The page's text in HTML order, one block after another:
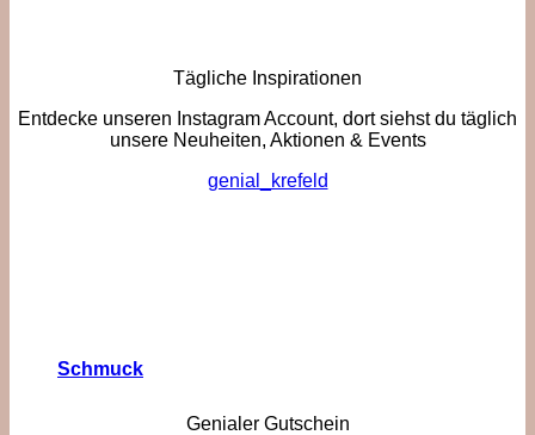
Schmuck
Tägliche Inspirationen
Entdecke unseren Instagram Account, dort siehst du täglich
unsere Neuheiten, Aktionen & Events
genial_krefeld
Genialer Gutschein